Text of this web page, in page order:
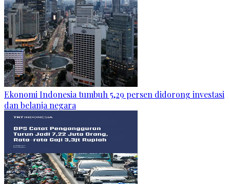
Ekonomi Indonesia tumbuh 5,29 persen didorong investasi
dan belanja negara